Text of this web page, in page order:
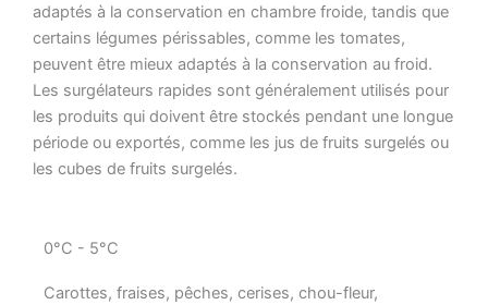
adaptés à la conservation en chambre froide, tandis que
certains légumes périssables, comme les tomates,
peuvent être mieux adaptés à la conservation au froid.
Les surgélateurs rapides sont généralement utilisés pour
les produits qui doivent être stockés pendant une longue
période ou exportés, comme les jus de fruits surgelés ou
les cubes de fruits surgelés.
0°C - 5°C
Carottes, fraises, pêches, cerises, chou-fleur,